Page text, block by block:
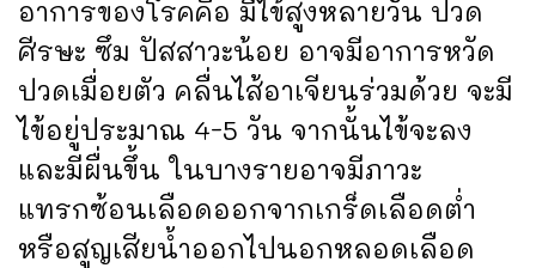
อาการของโรคคือ มีไข้สูงหลายวัน ปวด
ศีรษะ ซึม ปัสสาวะน้อย อาจมีอาการหวัด
ปวดเมื่อยตัว คลื่นไส้อาเจียนร่วมด้วย จะมี
ไข้อยู่ประมาณ 4-5 วัน จากนั้นไข้จะลง
และมีผื่นขึ้น ในบางรายอาจมีภาวะ
แทรกซ้อนเลือดออกจากเกร็ดเลือดต่ำ
หรือสูญเสียน้ำออกไปนอกหลอดเลือด